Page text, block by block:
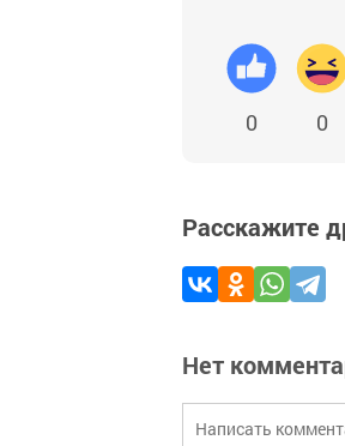
0 0
Расскажите
Нет